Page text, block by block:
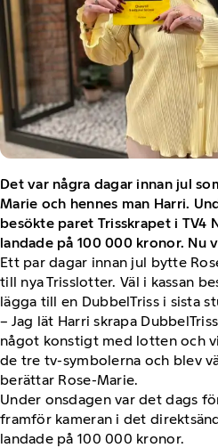
Det var några dagar innan jul
Marie och hennes man Harri.
besökte paret Trisskrapet i TV4
landade på 100 000 kronor. Nu
Ett par dagar innan jul bytte
till nya Trisslotter. Väl i kassan
lägga till en DubbelTriss i sista
– Jag lät Harri skrapa
något konstigt med lotten och
de tre tv-symbolerna och blev
berättar Rose-Marie.
Under onsdagen var det dags
framför kameran i det
landade på 100 000 kronor.